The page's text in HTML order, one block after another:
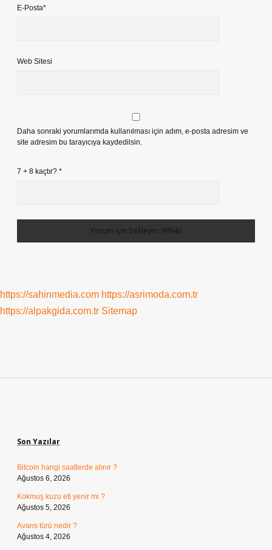
E-Posta*
Web Sitesi
Daha sonraki yorumlarımda kullanılması için adım, e-posta adresim ve
site adresim bu tarayıcıya kaydedilsin.
7 + 8 kaçtır? *
https://sahinmedia.com https://asrimoda.com.tr
https://alpakgida.com.tr Sitemap
Son Yazılar
Bitcoin hangi saatlerde alınır ?
Ağustos 6, 2026
Kokmuş kuzu eti yenir mi ?
Ağustos 5, 2026
Avans türü nedir ?
Ağustos 4, 2026